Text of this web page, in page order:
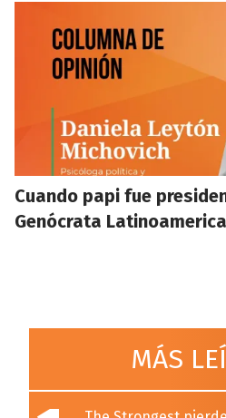
Cuando papi fue
Genócrata
MÁS